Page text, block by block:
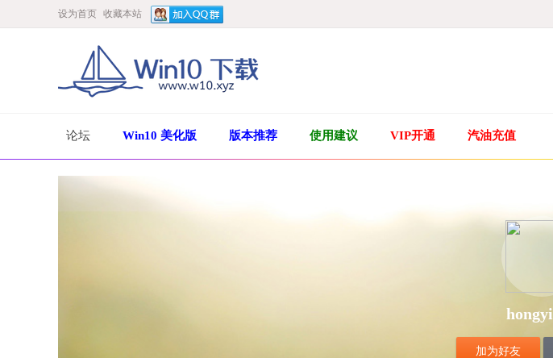
设为首页 收藏本站
论坛 Win10 美化版 版本推荐 使用建议 VIP开通 汽油充值
加为好友